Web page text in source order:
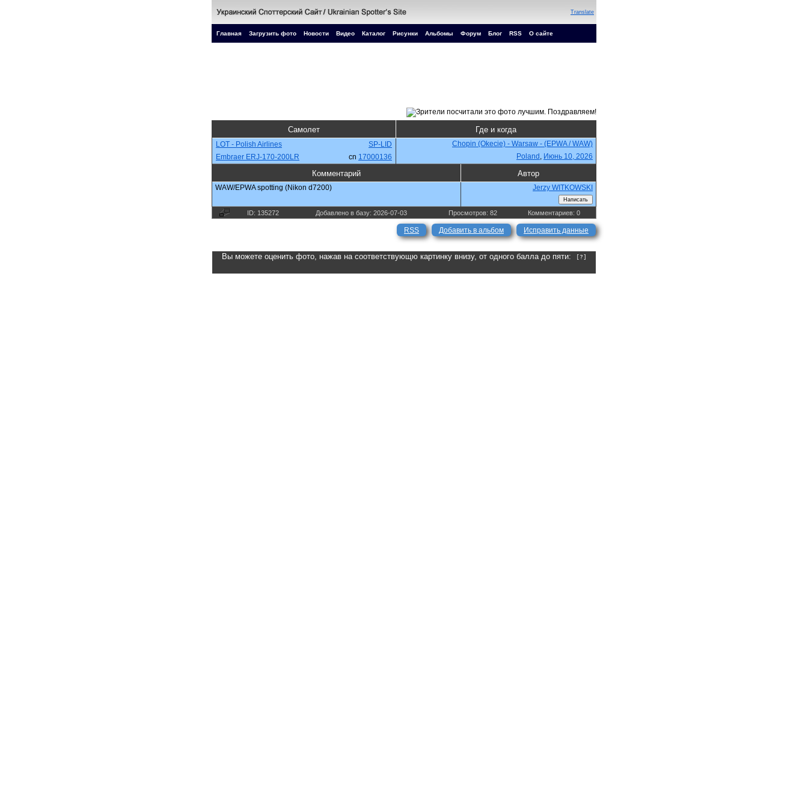
Translate
Главная Загрузить фото Новости Видео Каталог Рисунки Альбомы Форум Блог RSS О сайте
Самолет Где и когда
LOT - Polish Airlines SP-LID
Chopin (Okecie) - Warsaw - (EPWA / WAW)
Embraer ERJ-170-200LR
cn 17000136 Poland , Июнь 10, 2026
Комментарий Автор
WAW/EPWA spotting (Nikon d7200) Jerzy WITKOWSKI
ID: 135272 Добавлено в базу: 2026-07-03 Просмотров: 82 Комментариев: 0
RSS Добавить в альбом Исправить данные
Вы можете оценить фото, нажав на соответствующю картинку внизу, от одного балла до пяти: [?]